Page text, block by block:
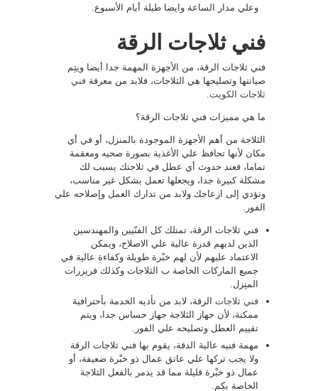
وعلي مدار الساعة وايضا طيلة أيام الأسبوع.
فني ثلاجات الرقة
فني ثلاجات الرقة، من الأجهزة المهمة جدا أيضا ويتِم
صيانتها وتصليحها هي الثلاجات، فلابد من معرفة فني
ثلاجات الكويت
ما هي مميزات فني ثلاجات الرقة؟
الثلاجة من أهم الأجهزة الموجودة بالمنزل، أو في أي
مكان لأنها تحافظ علي الأغذية بصورة صحيه ومعقمة
تماما، فعند حدوث أي عطل في ثلاجتك يسبب لك
مشكلة كبيرة جدا، ويجعلها تعمل بشكل غير مناسب،
وتؤدي إلى ازعاجك ولابد من تدارك العمل وإصلاحه علي
الفور.
فني ثلاجات الرقة، تمتلك كل الفنّيين والمهندسين
الذين لديهم قدرة عالية علي الاصلاح، ويمكن
الاعتماد عليهم لأن لهم خبْرة طويلة وكفاءة عالية في
جميع الماركات الخاصة ب الثلاجات وكذلك فريزرات
المنِزل.
فني ثلاجات الرقة، لابد من تأديه الخدمة بأحترافية
ممكنة، لأن جهاز الثلاجة جهاز حساس جدا، ويتم
تقييم العطل وتصليحه علي الفور.
مهمة فنيه عالية الدقة، يقوم بها فني ثلاجات الرقة
ولا يجب تركها علي عاتق عمال ذو خبْرة ضعيفة، أو
عمال ذو خبْرة قليلة مما قد يدمر بالفعل الثلاجة
الخاصة بكم.